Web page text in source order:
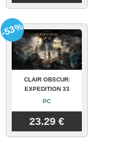
CLAIR OBSCUR:
EXPEDITION 33
PC
23.29 €
-53%